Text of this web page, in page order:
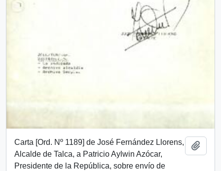
Carta [Ord. Nº 1189] de José Fernández Llorens,
Alcalde de Talca, a Patricio Aylwin Azócar,
Presidente de la República, sobre envío de